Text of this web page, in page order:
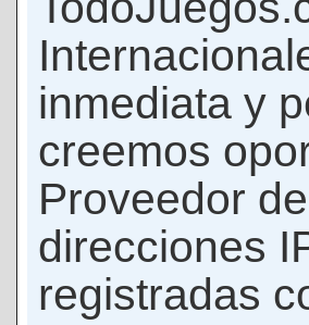
inmediata y
creemos
Proveedor
direcciones
registradas